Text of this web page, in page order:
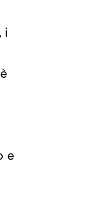
i
e